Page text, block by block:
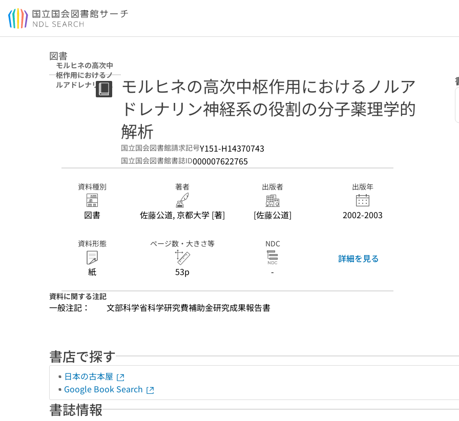
本文へ移動
図書
モルヒネの高次中
枢作用におけるノ
ルアドレナリン神
経系の役割の分子
モルヒネの高次中枢作用におけるノルア
ドレナリン神経系の役割の分子薬理学的
解析
国立国会図書館請求記号Y151-H14370743
国立国会図書館書誌ID000007622765
資料種別
図書
著者
佐藤公道, 京都大学 [著]
出版者
[佐藤公道]
出版年
2002-2003
資料形態
紙
ページ数・大きさ等
53p
NDC
-
詳細を見る
資料に関する注記
一般注記： 文部科学省科学研究費補助金研究成果報告書
書店で探す
日本の古本屋
Google Book Search
書誌情報